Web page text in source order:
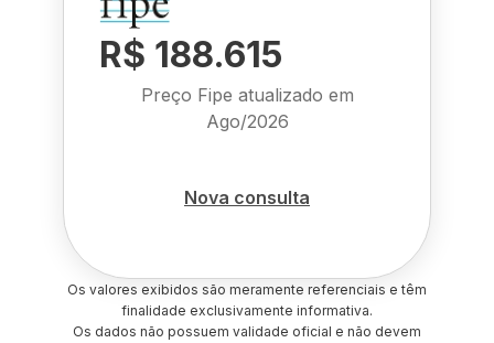
R$ 188.615
Preço Fipe atualizado em
Ago/2026
Nova consulta
Os valores exibidos são meramente referenciais e têm
finalidade exclusivamente informativa.
Os dados não possuem validade oficial e não devem